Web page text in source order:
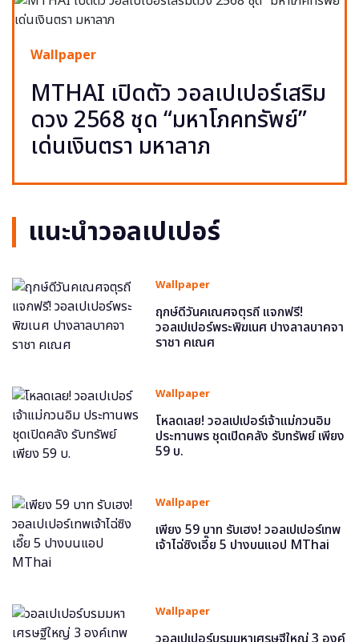
Wallpaper
MTHAI เปิดตัว วอลเปเปอร์เสริม
ดวง 2568 ชุด “มหาโภคทรัพย์”
เด่นเงินตรา มหาลาภ
แนะนำวอลเปเปอร์
Wallpaper
ฤกษ์ดีวันคเณศจตุรถี แจกฟรี!
วอลเปเปอร์พระพิฆเนศ ปางลาลบาคจา
ราชา คเณศ
Wallpaper
โหลดเลย! วอลเปเปอร์เจ้าแม่กวนอิม
ประทานพร ชุดเปิดคลัง รับทรัพย์ เพียง
59 บ.
Wallpaper
เพียง 59 บาท รับเฮง! วอลเปเปอร์เทพ
เจ้าไฉ่ซิงเอี๊ย 5 ปางบนแอป MThai
Wallpaper